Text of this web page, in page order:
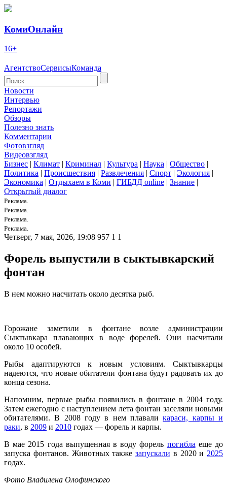
КомиОнлайн
16+
АгентствоСервисыКоманда
Новости
Интервью
Репортажи
Обзоры
Полезно знать
Комментарии
Фотовзгляд
Видеовзгляд
Бизнес | Климат | Криминал | Культура | Наука | Общество |
Политика | Происшествия | Развлечения | Спорт | Экология |
Экономика | Отдыхаем в Коми | ГИБДД online | Знание |
Открытый диалог
Реклама.
Реклама.
Реклама.
Реклама.
Четверг, 7 мая, 2026, 19:08 957 1 1
Форель выпустили в сыктывкарский
фонтан
В нем можно насчитать около десятка рыб.
Горожане заметили в фонтане возле администрации
Сыктывкара плавающих в воде форелей. Они насчитали
около 10 особей.
Рыбы адаптируются к новым условиям. Сыктывкарцы
надеются, что новые обитатели фонтана будут радовать их до
конца сезона.
Напомним, первые рыбы появились в фонтане в 2004 году.
Затем ежегодно с наступлением лета фонтан заселяли новыми
обитателями. В 2008 году в нем плаваликараси, карпы и
раки, в 2009 и 2010 годах — форель и карпы.
В мае 2015 года выпущенная в воду форель погибла еще до
запуска фонтанов. Животных также запускали в 2020 и 2025
годах.
Фото Владилена Олофинского